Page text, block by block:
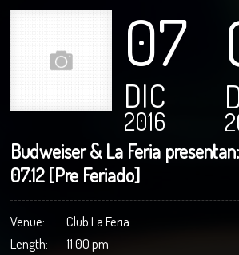
07
DIC
2016
Budweiser & La Feria
07.12 [Pre Feriado]
Venue:
Club La Feria
Length:
11:00 pm